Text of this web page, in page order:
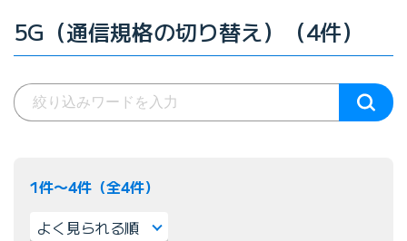
5G（通信規格の切り替え）（4件）
1件〜4件（全4件）